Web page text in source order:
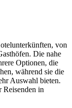
von
Die nahe
Optionen, die
während sie die
Auswahl bieten.
Reisenden in